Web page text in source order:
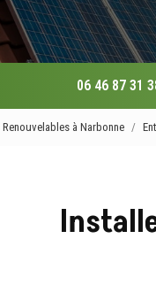
06 46 87 31
à Narbonne